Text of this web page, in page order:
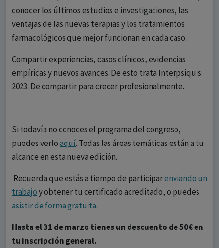
conocer los últimos estudios e investigaciones, las
ventajas de las nuevas terapias y los tratamientos
farmacológicos que mejor funcionan en cada caso.
Compartir experiencias, casos clínicos, evidencias
empíricas y nuevos avances. De esto trata Interpsiquis
2023. De compartir para crecer profesionalmente.
Si todavía no conoces el programa del congreso,
puedes verloaquí. Todas las áreas temáticas están a tu
alcance en esta nueva edición.
Recuerda que estás a tiempo de participarenviando un
trabajoy obtener tu certificado acreditado, o puedes
asistir de forma gratuita.
Hasta el 31 de marzo tienes un descuento de 50€ en
tu inscripción general.